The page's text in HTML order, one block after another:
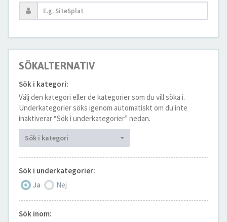
SÖKALTERNATIV
Sök i kategori:
Välj den kategori eller de kategorier som du vill söka i.
Underkategorier söks igenom automatiskt om du inte
inaktiverar “Sök i underkategorier” nedan.
Sök i kategori
Sök i underkategorier:
Ja
Nej
Sök inom: